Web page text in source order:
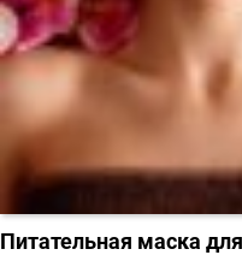
Питательная маска